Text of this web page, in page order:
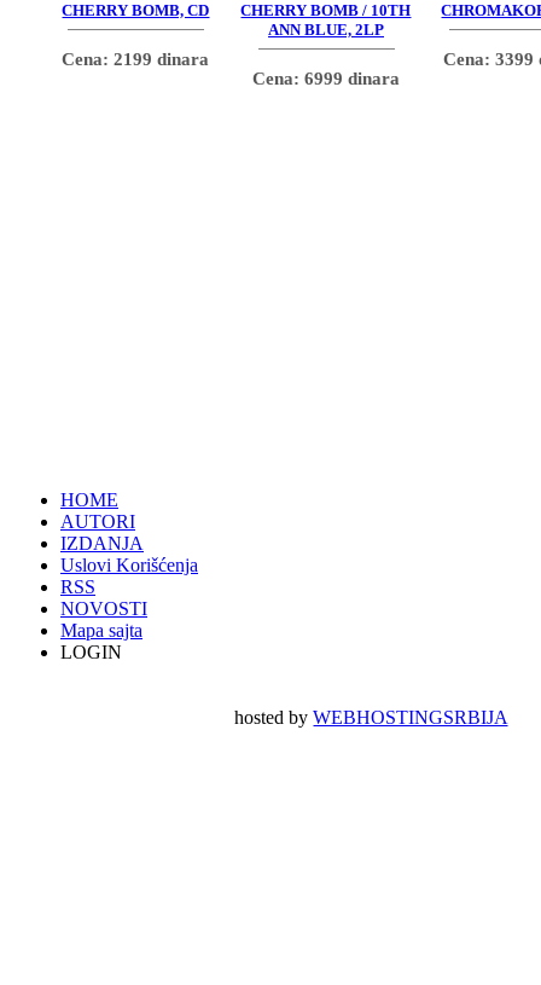
CHERRY BOMB, CD
Cena: 2199 dinara
CHERRY BOMB / 10TH
ANN BLUE, 2LP
Cena: 6999 dinara
Cena: 3399
HOME
AUTORI
IZDANJA
Uslovi Korišćenja
RSS
NOVOSTI
Mapa sajta
LOGIN
hosted byWEBHOSTINGSRBIJA